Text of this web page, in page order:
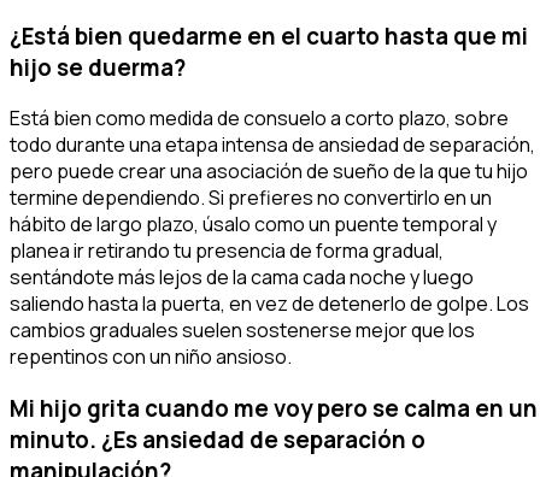
¿Está bien quedarme en el cuarto hasta que mi
hijo se duerma?
Está bien como medida de consuelo a corto plazo, sobre
todo durante una etapa intensa de ansiedad de separación,
pero puede crear una asociación de sueño de la que tu hijo
termine dependiendo. Si prefieres no convertirlo en un
hábito de largo plazo, úsalo como un puente temporal y
planea ir retirando tu presencia de forma gradual,
sentándote más lejos de la cama cada noche y luego
saliendo hasta la puerta, en vez de detenerlo de golpe. Los
cambios graduales suelen sostenerse mejor que los
repentinos con un niño ansioso.
Mi hijo grita cuando me voy pero se calma en un
minuto. ¿Es ansiedad de separación o